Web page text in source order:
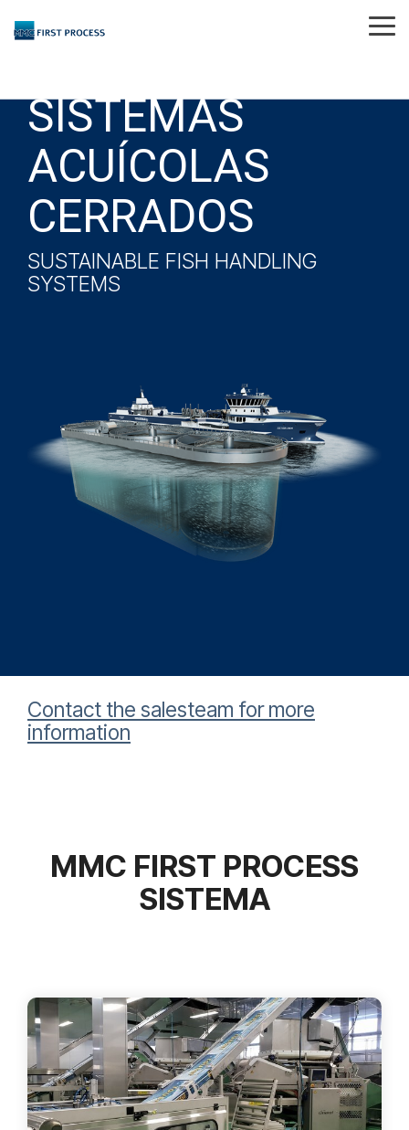
to
the
SISTEMAS
ACUÍCOLAS
CERRADOS
SUSTAINABLE FISH HANDLING
SYSTEMS
Contact the salesteam for more
information
MMC FIRST PROCESS
SISTEMA